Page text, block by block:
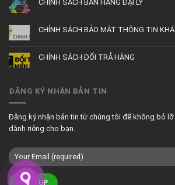
CHÍNH SÁCH BÁN HÀNG ĐẠI LÝ
CHÍNH SÁCH BẢO MẬT THÔNG TIN
CHÍNH SÁCH ĐỔI TRẢ HÀNG
ĐĂNG KÝ NHẬN BẢN TIN
Đăng ký nhận bản tin từ chúng tôi để không bỏ
dành riêng cho bạn.